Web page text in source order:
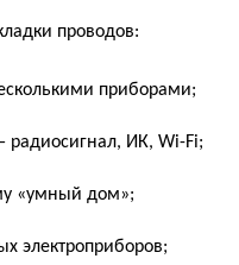
проводов:
приборами;
ИК, Wi-Fi;
«умный дом»;
электроприборов;